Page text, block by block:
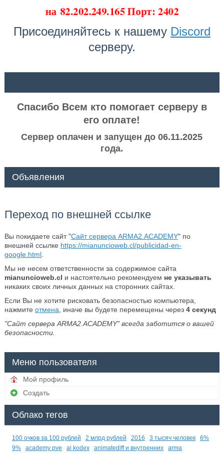
на 82.202.249.165 Порт: 2402
Присоединяйтесь к нашему Discord
серверу.
Спасибо Всем кто помогает серверу в
его оплате!
Сервер оплачен и запущен до 06.11.2025
года.
Объявления
Переход по внешней ссылке
Вы покидаете сайт "Сайт сервера ARMA2.ACADEMY" по
внешней ссылке https://mianuncioweb.cl/publicidad-en-
google.html.
Мы не несем ответственности за содержимое сайта
mianuncioweb.cl и настоятельно рекомендуем не указывать
никаких своих личных данных на сторонних сайтах.
Если Вы не хотите рисковать безопасностью компьютера,
нажмите отмена , иначе вы будете перемещены через 4секунд
"Сайт сервера ARMA2.ACADEMY" всегда заботится о вашей
безопасности.
Меню пользователя
Мой профиль
Создать
Облако тегов
100 очков за 100 рублей 2 млрд рублей 2016 3 тысяч человек
6%
9%
academy pve ai kodex animatediff и внутренних arma